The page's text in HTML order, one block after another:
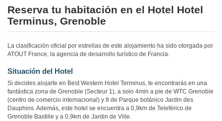
Reserva tu habitación en el Hotel Hotel
Terminus, Grenoble
La clasificación oficial por estrellas de este alojamiento ha sido otorgada por
ATOUT France, la agencia de desarrollo turístico de Francia.
Situación del Hotel
Si decides alojarte en Best Western Hotel Terminus, te encontrarás en una
fantástica zona de Grenoble (Secteur 1), a solo 4min a pie de WTC Grenoble
(centro de comercio internacional) y 8 de Parque botánico Jardin des
Dauphins. Además, este hotel se encuentra a 0,9km de Teleférico de
Grenoble Bastille y a 0,9km de Jardin de Ville.